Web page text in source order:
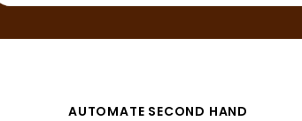
AUTOMATE SECOND HAND